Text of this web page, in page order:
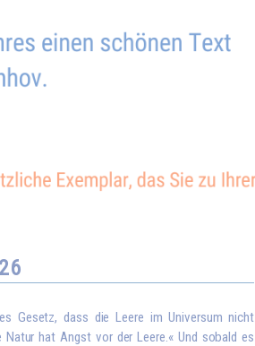
Gesetz, dass die Leere im Universum nicht
hat Angst vor der Leere.« Und sobald es